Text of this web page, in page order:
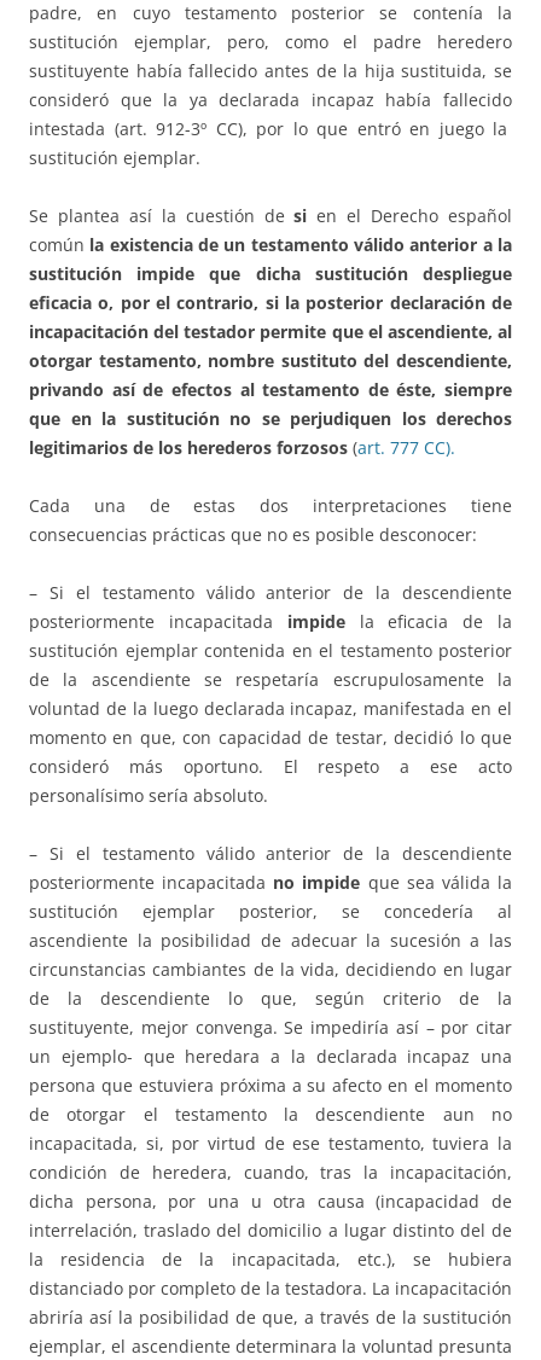
padre, en cuyo testamento posterior se contenía la
sustitución ejemplar, pero, como el padre heredero
sustituyente había fallecido antes de la hija sustituida, se
consideró que la ya declarada incapaz había fallecido
intestada (art. 912-3º CC), por lo que entró en juego la
sustitución ejemplar.
Se plantea así la cuestión desi en el Derecho español
común la existencia de un testamento válido anterior a la
sustitución impide que dicha sustitución despliegue
eficacia o, por el contrario, si la posterior declaración de
incapacitación del testador permite que el ascendiente, al
otorgar testamento, nombre sustituto del descendiente,
privando así de efectos al testamento de éste, siempre
que en la sustitución no se perjudiquen los derechos
legitimarios de los herederos forzosos (art. 777 CC).
Cada una de estas dos interpretaciones tiene
consecuencias prácticas que no es posible desconocer:
– Si el testamento válido anterior de la descendiente
posteriormente incapacitada impidela eficacia de la
sustitución ejemplar contenida en el testamento posterior
de la ascendiente se respetaría escrupulosamente la
voluntad de la luego declarada incapaz, manifestada en el
momento en que, con capacidad de testar, decidió lo que
consideró más oportuno. El respeto a ese acto
personalísimo sería absoluto.
– Si el testamento válido anterior de la descendiente
posteriormente incapacitada no impide que sea válida la
sustitución ejemplar posterior, se concedería al
ascendiente la posibilidad de adecuar la sucesión a las
circunstancias cambiantes de la vida, decidiendo en lugar
de la descendiente lo que, según criterio de la
sustituyente, mejor convenga. Se impediría así – por citar
un ejemplo- que heredara a la declarada incapaz una
persona que estuviera próxima a su afecto en el momento
de otorgar el testamento la descendiente aun no
incapacitada, si, por virtud de ese testamento, tuviera la
condición de heredera, cuando, tras la incapacitación,
dicha persona, por una u otra causa (incapacidad de
interrelación, traslado del domicilio a lugar distinto del de
la residencia de la incapacitada, etc.), se hubiera
distanciado por completo de la testadora. La incapacitación
abriría así la posibilidad de que, a través de la sustitución
ejemplar, el ascendiente determinara la voluntad presunta